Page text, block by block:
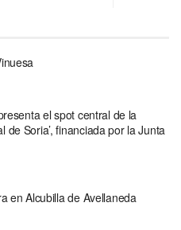
el spot central de la
de Soria’, financiada por la Junta
en Alcubilla de Avellaneda